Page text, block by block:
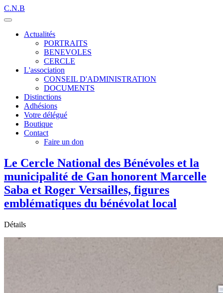
C.N.B
Actualités
PORTRAITS
BENEVOLES
CERCLE
L'association
CONSEIL D'ADMINISTRATION
DOCUMENTS
Distinctions
Adhésions
Votre délégué
Boutique
Contact
Faire un don
Le Cercle National des Bénévoles et la
municipalité de Gan honorent Marcelle
Saba et Roger Versailles, figures
emblématiques du bénévolat local
Détails